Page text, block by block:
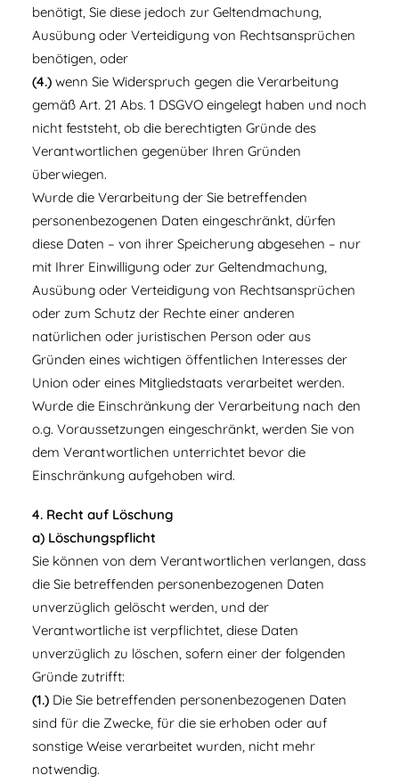
benötigt, Sie diese jedoch zur Geltendmachung,
Ausübung oder Verteidigung von Rechtsansprüchen
benötigen, oder
(4.) wenn Sie Widerspruch gegen die Verarbeitung
gemäß Art. 21 Abs. 1 DSGVO eingelegt haben und noch
nicht feststeht, ob die berechtigten Gründe des
Verantwortlichen gegenüber Ihren Gründen
überwiegen.
Wurde die Verarbeitung der Sie betreffenden
personenbezogenen Daten eingeschränkt, dürfen
diese Daten – von ihrer Speicherung abgesehen – nur
mit Ihrer Einwilligung oder zur Geltendmachung,
Ausübung oder Verteidigung von Rechtsansprüchen
oder zum Schutz der Rechte einer anderen
natürlichen oder juristischen Person oder aus
Gründen eines wichtigen öffentlichen Interesses der
Union oder eines Mitgliedstaats verarbeitet werden.
Wurde die Einschränkung der Verarbeitung nach den
o.g. Voraussetzungen eingeschränkt, werden Sie von
dem Verantwortlichen unterrichtet bevor die
Einschränkung aufgehoben wird.
4. Recht auf Löschung
a) Löschungspflicht
Sie können von dem Verantwortlichen verlangen, dass
die Sie betreffenden personenbezogenen Daten
unverzüglich gelöscht werden, und der
Verantwortliche ist verpflichtet, diese Daten
unverzüglich zu löschen, sofern einer der folgenden
Gründe zutrifft:
(1.) Die Sie betreffenden personenbezogenen Daten
sind für die Zwecke, für die sie erhoben oder auf
sonstige Weise verarbeitet wurden, nicht mehr
notwendig.